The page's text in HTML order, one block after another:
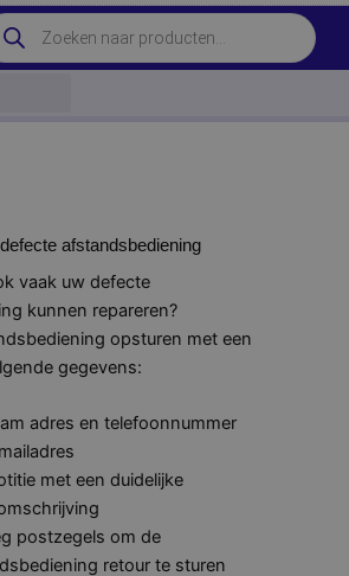
afstandsbediening
vaak uw defecte
kunnen repareren?
opsturen met een
gegevens:
adres en telefoonnummer
met een duidelijke
postzegels om de
retour te sturen